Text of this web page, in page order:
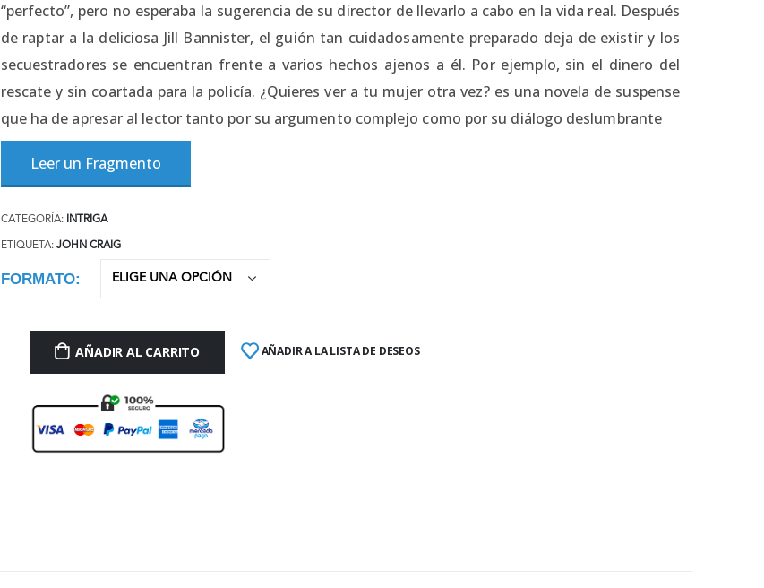
“perfecto”, pero no esperaba la sugerencia de su director de llevarlo a cabo en la vida real. Después
de raptar a la deliciosa Jill Bannister, el guión tan cuidadosamente preparado deja de existir y los
secuestradores se encuentran frente a varios hechos ajenos a él. Por ejemplo, sin el dinero del
rescate y sin coartada para la policía. ¿Quieres ver a tu mujer otra vez? es una novela de suspense
que ha de apresar al lector tanto por su argumento complejo como por su diálogo deslumbrante
Leer un Fragmento
CATEGORÍA: INTRIGA
ETIQUETA: JOHN CRAIG
FORMATO
AÑADIR AL CARRITO AÑADIR A LA LISTA DE DESEOS